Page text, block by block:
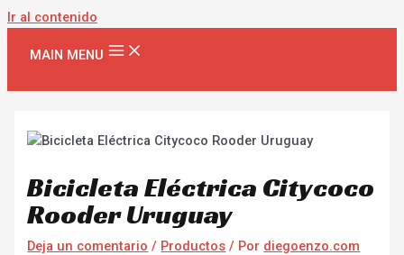
Ir al contenido
MAIN MENU
Bicicleta Eléctrica Citycoco
Rooder Uruguay
Deja un comentario / Productos / Por diegoenzo.com